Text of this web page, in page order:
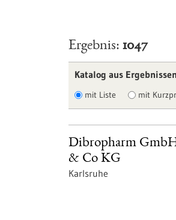
Ergebnis 1047
Katalog aus
mit Liste mit
Dibropharm
& Co KG
Karlsruhe